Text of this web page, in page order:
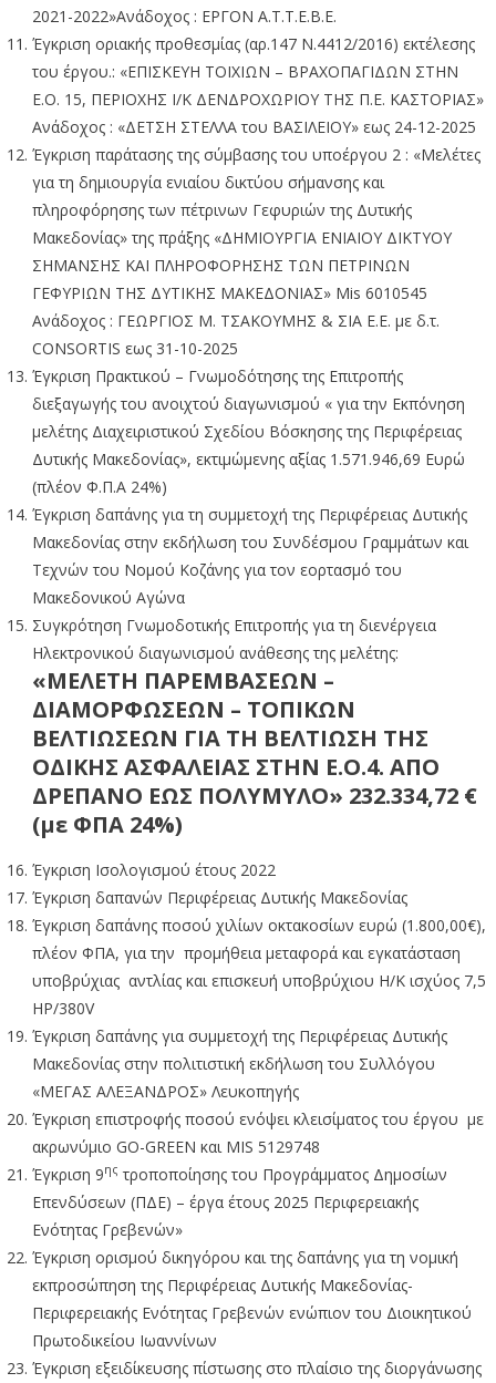
2021-2022»Ανάδοχος : ΕΡΓΟΝ Α.Τ.Τ.Ε.Β.Ε.
Έγκριση οριακής προθεσμίας (αρ.147 Ν.4412/2016) εκτέλεσης
του έργου.: «ΕΠΙΣΚΕΥΗ ΤΟΙΧΙΩΝ – ΒΡΑΧΟΠΑΓΙΔΩΝ ΣΤΗΝ
Ε.Ο. 15, ΠΕΡΙΟΧΗΣ Ι/Κ ΔΕΝΔΡΟΧΩΡΙΟΥ ΤΗΣ Π.Ε. ΚΑΣΤΟΡΙΑΣ»
Ανάδοχος : «ΔΕΤΣΗ ΣΤΕΛΛΑ του ΒΑΣΙΛΕΙΟΥ» εως 24-12-2025
Έγκριση παράτασης της σύμβασης του υποέργου 2 : «Μελέτες
για τη δημιουργία ενιαίου δικτύου σήμανσης και
πληροφόρησης των πέτρινων Γεφυριών της Δυτικής
Μακεδονίας» της πράξης «ΔΗΜΙΟΥΡΓΙΑ ΕΝΙΑΙΟΥ ΔΙΚΤΥΟΥ
ΣΗΜΑΝΣΗΣ ΚΑΙ ΠΛΗΡΟΦΟΡΗΣΗΣ ΤΩΝ ΠΕΤΡΙΝΩΝ
ΓΕΦΥΡΙΩΝ ΤΗΣ ΔΥΤΙΚΗΣ ΜΑΚΕΔΟΝΙΑΣ» Mis 6010545
Ανάδοχος : ΓΕΩΡΓΙΟΣ Μ. ΤΣΑΚΟΥΜΗΣ & ΣΙΑ Ε.Ε. με δ.τ.
CONSORTIS εως 31-10-2025
Έγκριση Πρακτικού – Γνωμοδότησης της Επιτροπής
διεξαγωγής του ανοιχτού διαγωνισμού « για την Εκπόνηση
μελέτης Διαχειριστικού Σχεδίου Βόσκησης της Περιφέρειας
Δυτικής Μακεδονίας», εκτιμώμενης αξίας 1.571.946,69 Ευρώ
(πλέον Φ.Π.Α 24%)
Έγκριση δαπάνης για τη συμμετοχή της Περιφέρειας Δυτικής
Μακεδονίας στην εκδήλωση του Συνδέσμου Γραμμάτων και
Τεχνών του Νομού Κοζάνης για τον εορτασμό του
Μακεδονικού Αγώνα
Συγκρότηση Γνωμοδοτικής Επιτροπής για τη διενέργεια
Ηλεκτρονικού διαγωνισμού ανάθεσης της μελέτης:
«ΜΕΛΕΤΗ ΠΑΡΕΜΒΑΣΕΩΝ –
ΔΙΑΜΟΡΦΩΣΕΩΝ – ΤΟΠΙΚΩΝ
ΒΕΛΤΙΩΣΕΩΝ ΓΙΑ ΤΗ ΒΕΛΤΙΩΣΗ ΤΗΣ
ΟΔΙΚΗΣ ΑΣΦΑΛΕΙΑΣ ΣΤΗΝ Ε.Ο.4. ΑΠΟ
ΔΡΕΠΑΝΟ ΕΩΣ ΠΟΛΥΜΥΛΟ» 232.334,72 €
(με ΦΠΑ 24%)
Έγκριση Ισολογισμού έτους 2022
Έγκριση δαπανών Περιφέρειας Δυτικής Μακεδονίας
Έγκριση δαπάνης ποσού χιλίων οκτακοσίων ευρώ (1.800,00€),
πλέον ΦΠΑ, για την προμήθεια μεταφορά και εγκατάσταση
υποβρύχιας αντλίας και επισκευή υποβρύχιου Η/Κ ισχύος 7,5
ΗΡ/380V
Έγκριση δαπάνης για συμμετοχή της Περιφέρειας Δυτικής
Μακεδονίας στην πολιτιστική εκδήλωση του Συλλόγου
«ΜΕΓΑΣ ΑΛΕΞΑΝΔΡΟΣ» Λευκοπηγής
Έγκριση επιστροφής ποσού ενόψει κλεισίματος του έργου με
ακρωνύμιο GO-GREEN και MIS 5129748
Έγκριση 9ης τροποποίησης του Προγράμματος Δημοσίων
Επενδύσεων (ΠΔΕ) – έργα έτους 2025 Περιφερειακής
Ενότητας Γρεβενών»
Έγκριση ορισμού δικηγόρου και της δαπάνης για τη νομική
εκπροσώπηση της Περιφέρειας Δυτικής Μακεδονίας-
Περιφερειακής Ενότητας Γρεβενών ενώπιον του Διοικητικού
Πρωτοδικείου Ιωαννίνων
Έγκριση εξειδίκευσης πίστωσης στο πλαίσιο της διοργάνωσης